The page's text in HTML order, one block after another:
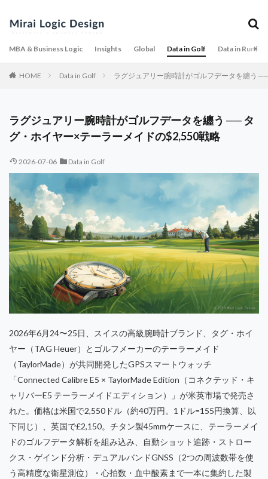
MBA & Business Logic Insights Global Data in Golf Data in
HOME Data in Golf ラグジュアリー腕時計がゴルフデータを纏う
ラグジュアリー腕時計がゴルフデータを纏う ── タ
グ・ホイヤー×テーラーメイドの$2,550戦略
2026-07-06 Data in Golf
2026年6月24〜25日、スイスの高級腕時計ブランド、タグ・ホイ
ヤー（TAG Heuer）とゴルフメーカーのテーラーメイド
（TaylorMade）が共同開発したGPSスマートウォッチ
「Connected Calibre E5 × TaylorMade Edition（コネクテッド・キ
ャリバーE5 テーラーメイドエディション）」が米英市場で発売さ
れた。価格は米国で2,550ドル（約40万円。1ドル=155円換算、以
下同じ）、英国で£2,150。チタン製45mmケースに、テーラーメイ
ドのゴルフデータ解析を組み込み、自動ショット追跡・ストロー
クス・ゲインド分析・デュアルバンドGNSS（2つの周波数帯を使
う高精度な衛星測位）・心拍数・血中酸素まで一本に集約した製